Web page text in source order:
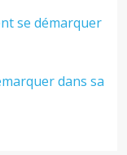
se démarquer
dans sa